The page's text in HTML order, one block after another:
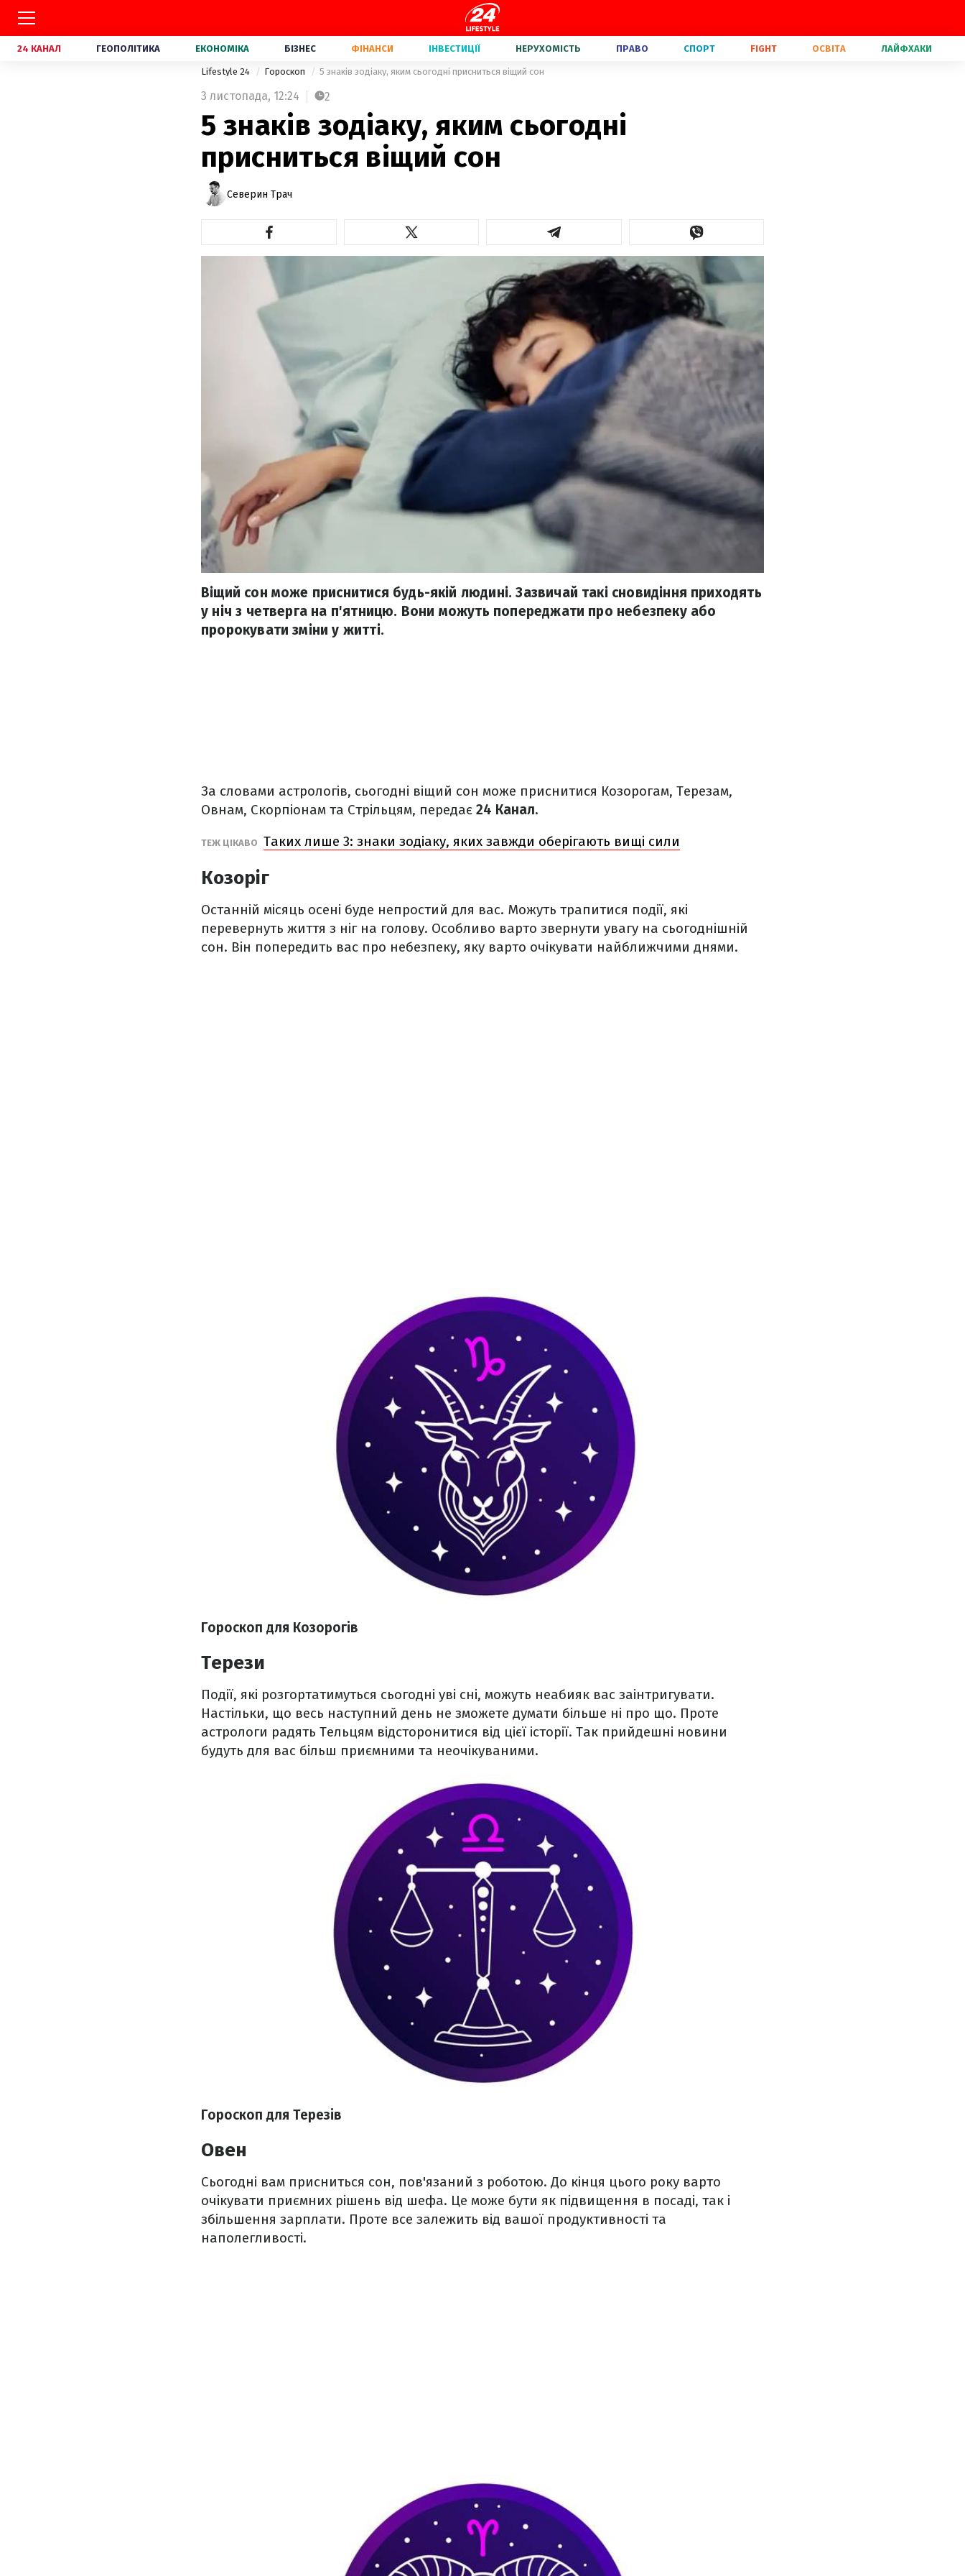
24 КАНАЛ ГЕОПОЛІТИКА ЕКОНОМІКА БІЗНЕС ФІНАНСИ ІНВЕСТИЦІЇ НЕРУХОМІСТЬ ПРАВО СПОРТ FIGHT ОСВІТА ЛАЙФХАКИ
Lifestyle 24 Гороскоп 5 знаків зодіаку, яким сьогодні присниться віщий сон
3 листопада, 12:24 2
5 знаків зодіаку, яким сьогодні
присниться віщий сон
Северин Трач
Віщий сон може приснитися будь-якій людині. Зазвичай такі сновидіння приходять
у ніч з четверга на п'ятницю. Вони можуть попереджати про небезпеку або
пророкувати зміни у житті.
За словами астрологів, сьогодні віщий сон може приснитися Козорогам, Терезам,
Овнам, Скорпіонам та Стрільцям, передає 24 Канал.
ТЕЖ ЦІКАВО Таких лише 3: знаки зодіаку, яких завжди оберігають вищі сили
Козоріг
Останній місяць осені буде непростий для вас. Можуть трапитися події, які
перевернуть життя з ніг на голову. Особливо варто звернути увагу на сьогоднішній
сон. Він попередить вас про небезпеку, яку варто очікувати найближчими днями.
Гороскоп для Козорогів
Терези
Події, які розгортатимуться сьогодні уві сні, можуть неабияк вас заінтригувати.
Настільки, що весь наступний день не зможете думати більше ні про що. Проте
астрологи радять Тельцям відсторонитися від цієї історії. Так прийдешні новини
будуть для вас більш приємними та неочікуваними.
Гороскоп для Терезів
Овен
Сьогодні вам присниться сон, пов'язаний з роботою. До кінця цього року варто
очікувати приємних рішень від шефа. Це може бути як підвищення в посаді, так і
збільшення зарплати. Проте все залежить від вашої продуктивності та
наполегливості.